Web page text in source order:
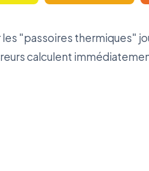
"passoires thermiques"
calculent